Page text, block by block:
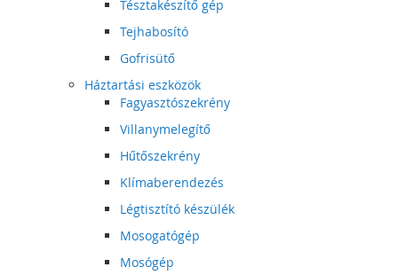
Tésztakészítő gép
Tejhabosító
Gofrisütő
Háztartási eszközök
Fagyasztószekrény
Villanymelegítő
Hűtőszekrény
Klímaberendezés
Légtisztító készülék
Mosogatógép
Mosógép